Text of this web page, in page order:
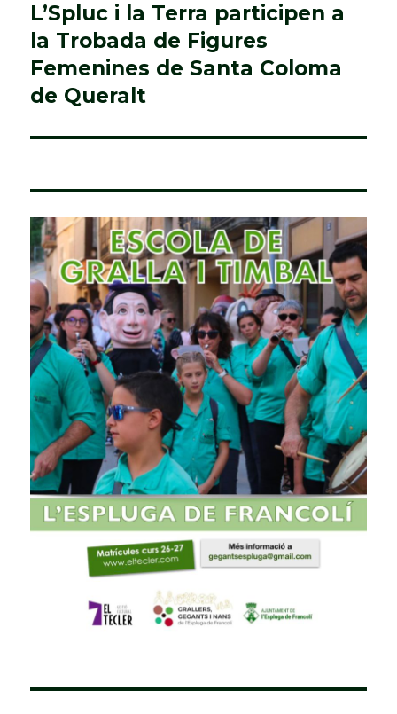
Entrada
següent:
L’Spluc i la Terra participen a
la Trobada de Figures
Femenines de Santa Coloma
de Queralt